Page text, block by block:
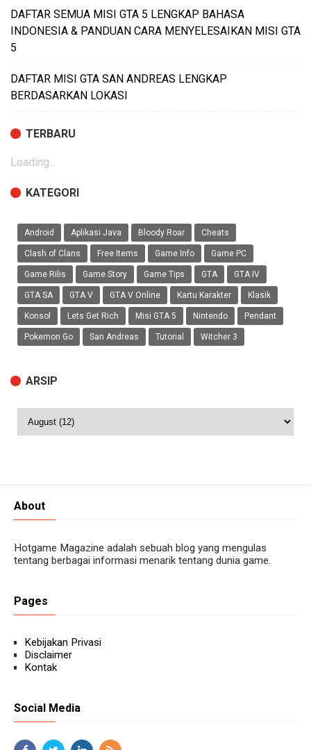
DAFTAR SEMUA MISI GTA 5 LENGKAP BAHASA
INDONESIA & PANDUAN CARA MENYELESAIKAN MISI GTA
5
DAFTAR MISI GTA SAN ANDREAS LENGKAP
BERDASARKAN LOKASI
TERBARU
Loading...
KATEGORI
Android Aplikasi Java Bloody Roar Cheats
Clash of Clans Free Items Game Info Game PC
Game Rilis Game Story Game Tips GTA GTA IV
GTA SA GTA V GTA V Online Kartu Karakter Klasik
Konsol Lets Get Rich Misi GTA 5 Nintendo Pendant
Pokemon Go San Andreas Tutorial Witcher 3
ARSIP
About
Hotgame Magazine adalah sebuah blog yang mengulas
tentang berbagai informasi menarik tentang dunia game.
Pages
Kebijakan Privasi
Disclaimer
Kontak
Social Media